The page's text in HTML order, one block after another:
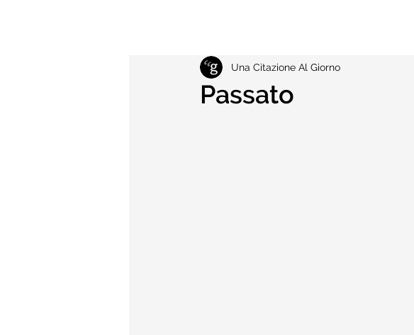
Passato
Una Citazione Al Giorno